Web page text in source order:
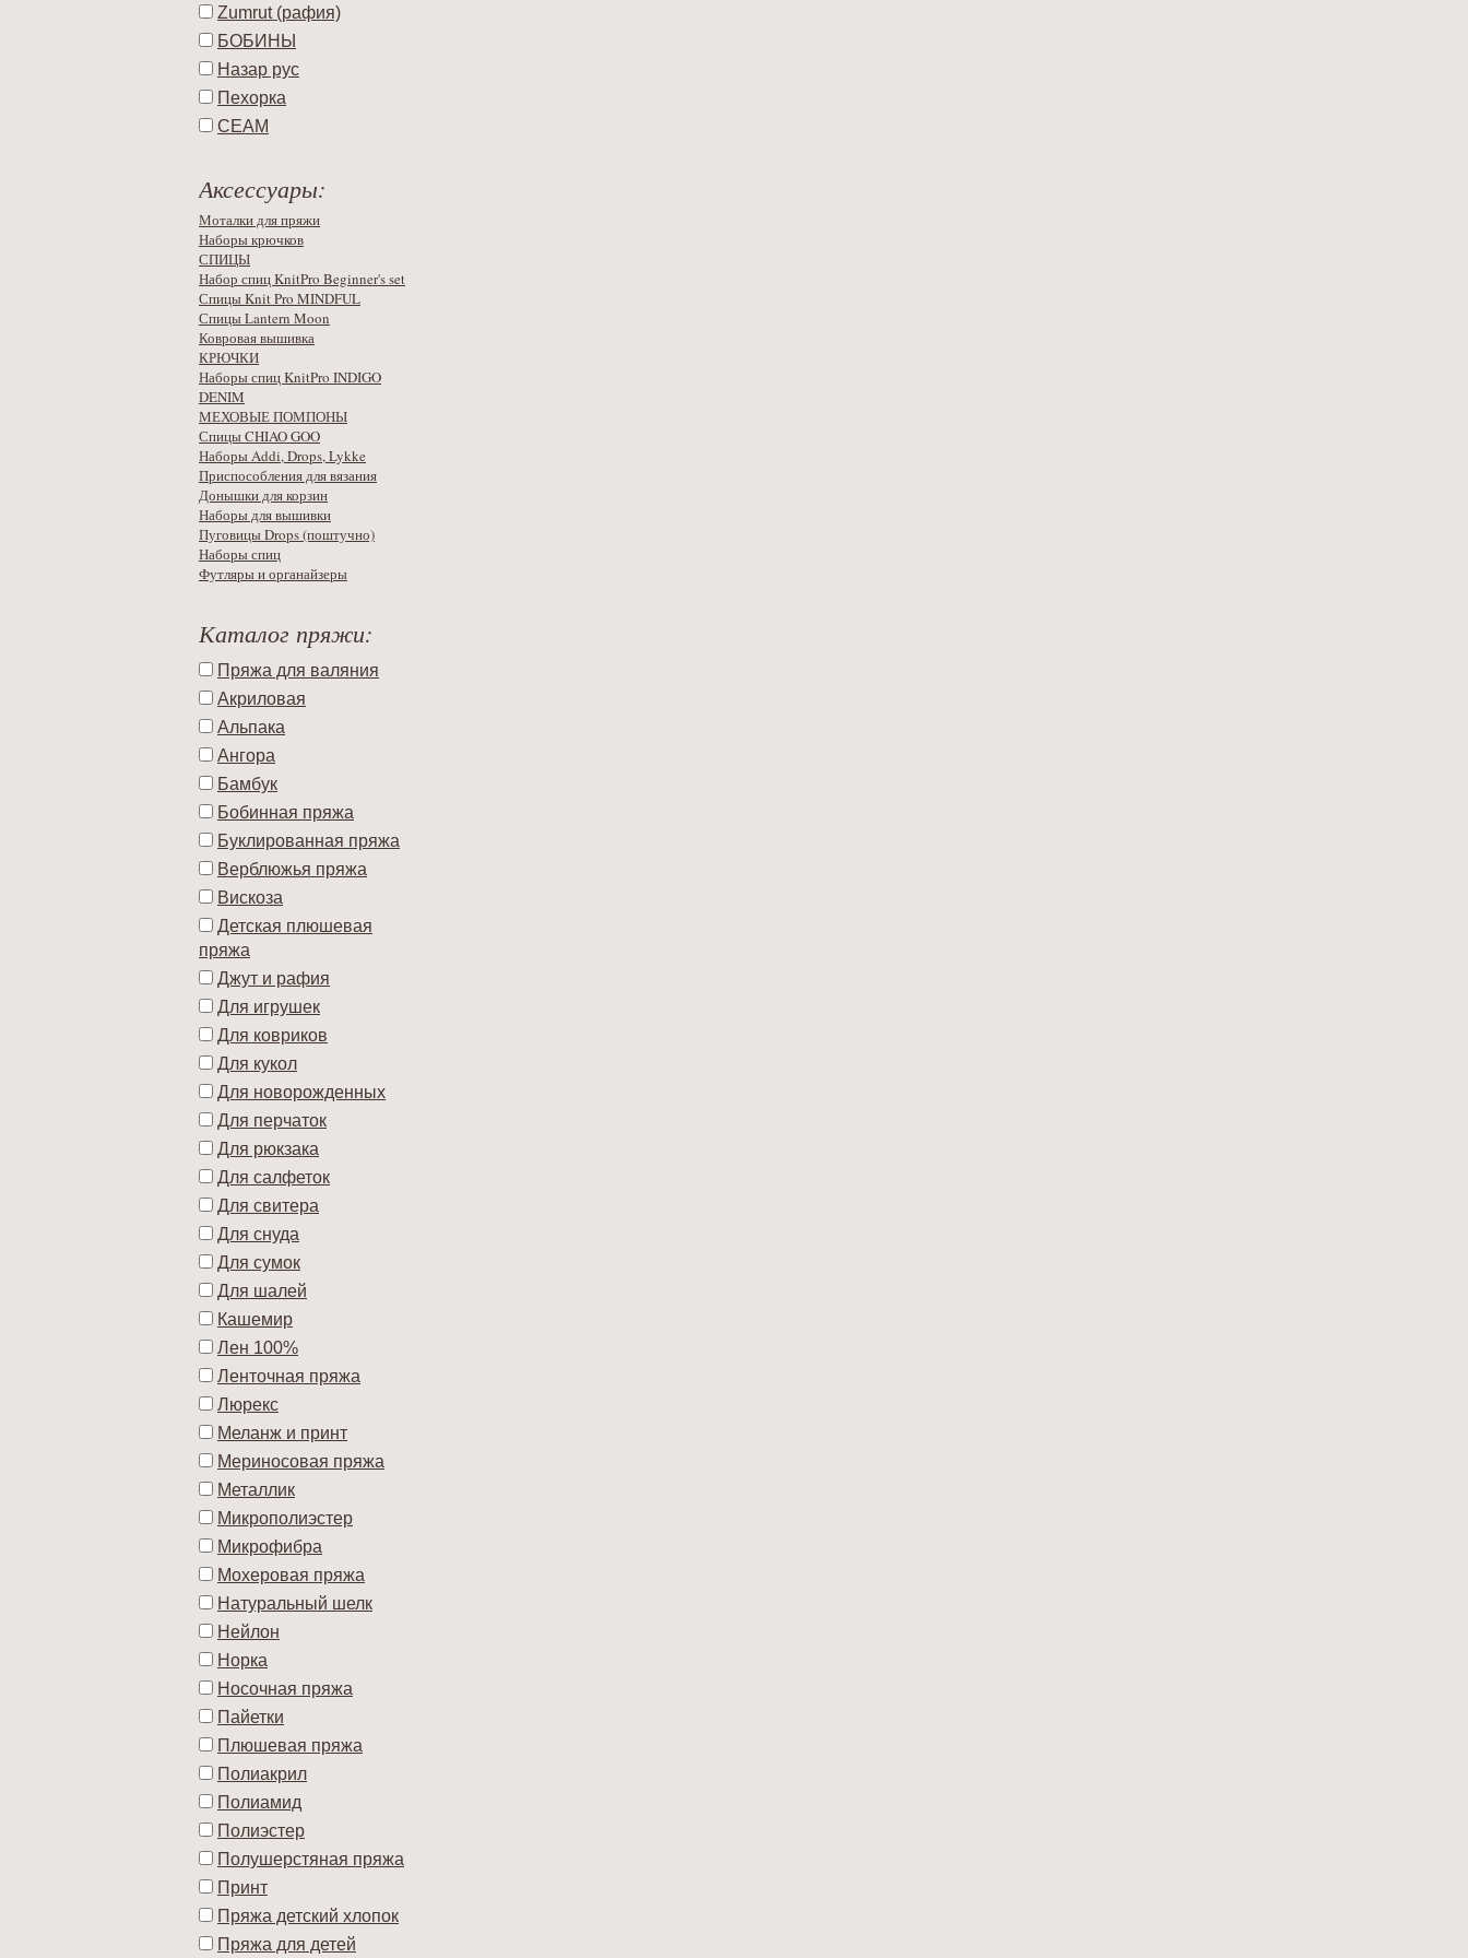
Zumrut (рафия)
БОБИНЫ
Назар рус
Пехорка
СЕАМ
Аксессуары:
Моталки для пряжи
Наборы крючков
СПИЦЫ
Набор спиц KnitPro Beginner's set
Спицы Knit Pro MINDFUL
Спицы Lantern Moon
Ковровая вышивка
КРЮЧКИ
Наборы спиц KnitPro INDIGO
DENIM
МЕХОВЫЕ ПОМПОНЫ
Спицы CHIAO GOO
Наборы Addi, Drops, Lykke
Приспособления для вязания
Донышки для корзин
Наборы для вышивки
Пуговицы Drops (поштучно)
Наборы спиц
Футляры и органайзеры
Каталог пряжи:
Пряжа для валяния
Акриловая
Альпака
Ангора
Бамбук
Бобинная пряжа
Буклированная пряжа
Верблюжья пряжа
Вискоза
Детская плюшевая
пряжа
Джут и рафия
Для игрушек
Для ковриков
Для кукол
Для новорожденных
Для перчаток
Для рюкзака
Для салфеток
Для свитера
Для снуда
Для сумок
Для шалей
Кашемир
Лен 100%
Ленточная пряжа
Люрекс
Меланж и принт
Мериносовая пряжа
Металлик
Микрополиэстер
Микрофибра
Мохеровая пряжа
Натуральный шелк
Нейлон
Норка
Носочная пряжа
Пайетки
Плюшевая пряжа
Полиакрил
Полиамид
Полиэстер
Полушерстяная пряжа
Принт
Пряжа детский хлопок
Пряжа для детей